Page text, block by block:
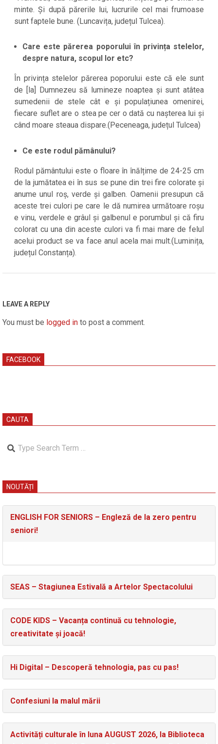
minte. Și după părerile lui, lucrurile cel mai frumoase
sunt faptele bune. (Luncavița, județul Tulcea).
Care este părerea poporului în privința stelelor,
despre natura, scopul lor etc?
În privința stelelor părerea poporului este că ele sunt
de [la] Dumnezeu să lumineze noaptea și sunt atâtea
sumedenii de stele cât e și populațiunea omenirei,
fiecare suflet are o stea pe cer o dată cu nașterea lui și
când moare steaua dispare.(Peceneaga, județul Tulcea)
Ce este rodul pămânului?
Rodul pământului este o floare în înălțime de 24-25 cm
de la jumătatea ei în sus se pune din trei fire colorate și
anume unul roș, verde și galben. Oamenii presupun că
aceste trei culori pe care le dă numirea următoare roșu
e vinu, verdele e grâul și galbenul e porumbul și că firu
colorat cu una din aceste culori va fi mai mare de felul
acelui product se va face anul acela mai mult.(Luminița,
județul Constanța).
31
LEAVE A REPLY
You must be logged in to post a comment.
FACEBOOK
CAUTA
Search
NOUTĂȚI
ENGLISH FOR SENIORS – Engleză de la zero pentru
seniori!
SEAS – Stagiunea Estivală a Artelor Spectacolului
CODE KIDS – Vacanța continuă cu tehnologie,
creativitate și joacă!
Hi Digital – Descoperă tehnologia, pas cu pas!
Confesiuni la malul mării
Activități culturale în luna AUGUST 2026, la Biblioteca